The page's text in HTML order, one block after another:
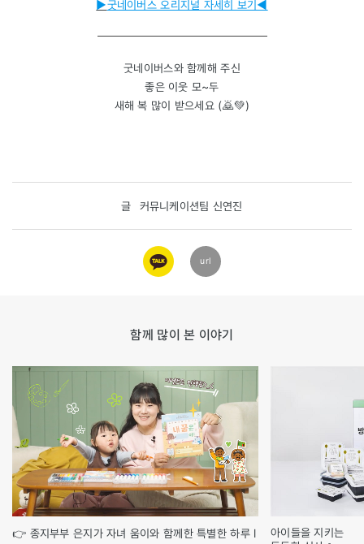
▶굿네이버스 오리지널 자세히 보기◀
굿네이버스와 함께해 주신
좋은 이웃 모~두
새해 복 많이 받으세요 (🙇💚)
글 커뮤니케이션팀 신연진
카카오
링크
url
함께 많이 본 이야기
👉 종지부부 은지가 자녀 움이와 함께한 특별한 하루 l
아이들을 지키는